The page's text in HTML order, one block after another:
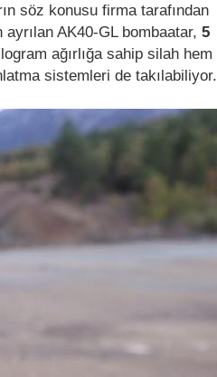
söz konusu firma tarafından
AK40-GL bombaatar, 5
ağırlığa sahip silah hem
sistemleri de takılabiliyor.